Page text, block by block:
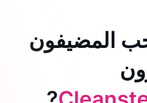
المضيفون